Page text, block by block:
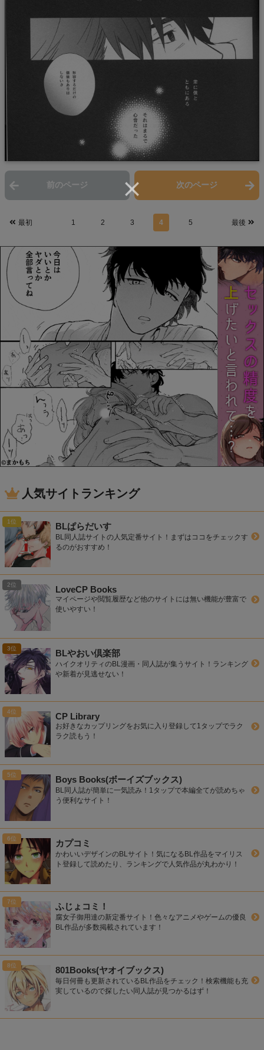
前のページ 次のページ
最初 1 2 3 4 5 最後
人気サイトランキング
BLぱらだいす
BL同人誌サイトの人気定番サイト！まずはココをチェックす
るのがおすすめ！
LoveCP Books
マイページや閲覧履歴など他のサイトには無い機能が豊富で
使いやすい！
BLやおい倶楽部
ハイクオリティのBL漫画・同人誌が集うサイト！ランキング
や新着が見逃せない！
CP Library
お好きなカップリングをお気に入り登録して1タップでラク
ラク読もう！
Boys Books(ボーイズブックス)
BL同人誌が簡単に一気読み！1タップで本編全てが読めちゃ
う便利なサイト！
カプコミ
かわいいデザインのBLサイト！気になるBL作品をマイリス
ト登録して読めたり、ランキングで人気作品が丸わかり！
ふじょコミ！
腐女子御用達の新定番サイト！色々なアニメやゲームの優良
BL作品が多数掲載されています！
801Books(ヤオイブックス)
毎日何冊も更新されているBL作品をチェック！検索機能も充
実しているので探したい同人誌が見つかるはず！